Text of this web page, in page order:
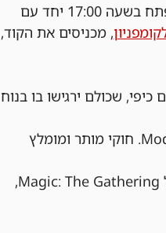
נרשמים ביום של הטורניר עצמו בחנות בעלות של 25 ש"ח, ההרשמה תפתח בשעה 17:00 יחד עם
, מכניסים את הקוד,
כיפי, שכולם ירגישו בו בנוח
בבקשה שימו לב שהחפיסות שלכם מתאימות לפורמט Modern. חוקי מותר ומומלץ
הטורניר יתנהל לפי כל החוקים הרשמיים של Magic: The Gathering,